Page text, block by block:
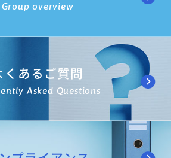
Group overview
くあるご質問
Asked Questions